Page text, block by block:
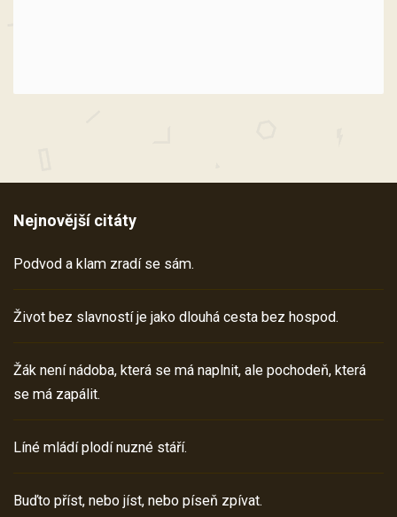
Nejnovější citáty
Podvod a klam zradí se sám.
Život bez slavností je jako dlouhá cesta bez hospod.
Žák není nádoba, která se má naplnit, ale pochodeň, která
se má zapálit.
Líné mládí plodí nuzné stáří.
Buďto příst, nebo jíst, nebo píseň zpívat.